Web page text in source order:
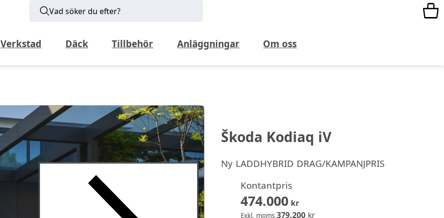
Vad söker du efter?
Verkstad Däck Tillbehör Anläggningar Om oss
Škoda Kodiaq iV
NyLADDHYBRID DRAG/KAMPANJPRIS
Kontantpris
474.000kr
Exkl. moms 379.200kr